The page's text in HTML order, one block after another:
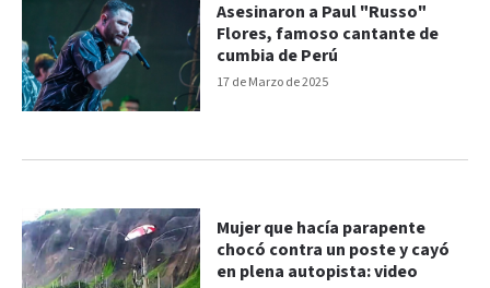
17 de Marzo de 2025
Asesinaron a Paul "Russo"
Flores, famoso cantante de
cumbia de Perú
Mujer que hacía parapente
chocó contra un poste y cayó
en plena autopista: video